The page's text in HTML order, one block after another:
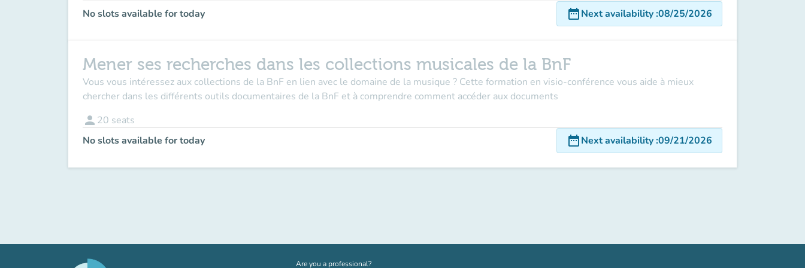
No slots available for today date_rangeNext availability:08/25/2026
Mener ses recherches dans les collections musicales de la BnF
Vous vous intéressez aux collections de la BnF en lien avec le domaine de la musique ? Cette formation en visio-conférence vous aide à mieux
chercher dans les différents outils documentaires de la BnF et à comprendre comment accéder aux documents
person 20 seats
No slots available for today
date_rangeNext availability:09/21/2026
Are you a professional?(new tab)